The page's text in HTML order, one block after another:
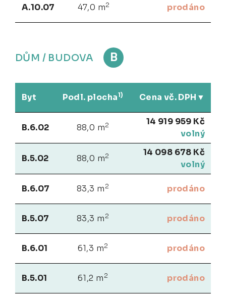
A.10.07 47,0 m2 prodáno
DŮM / BUDOVA B
Byt Podl. plocha1) Cena vč. DPH
B.6.02 88,0 m2
14 919 959 Kč
volný
B.5.02 88,0 m2
14 098 678 Kč
volný
B.6.07 83,3 m 2 prodáno
B.5.07 83,3 m 2 prodáno
B.6.01 61,3 m2 prodáno
B.5.01 61,2 m 2 prodáno